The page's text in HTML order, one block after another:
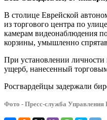
сотрудники
Росгвардии
В столице Еврейской
из торгового центра по
камерам видеонаблюдения
корзины, умышленно
При установлении
ущерб, нанесенный
Росгвардейцы задержали
Фото - Пресс-служба